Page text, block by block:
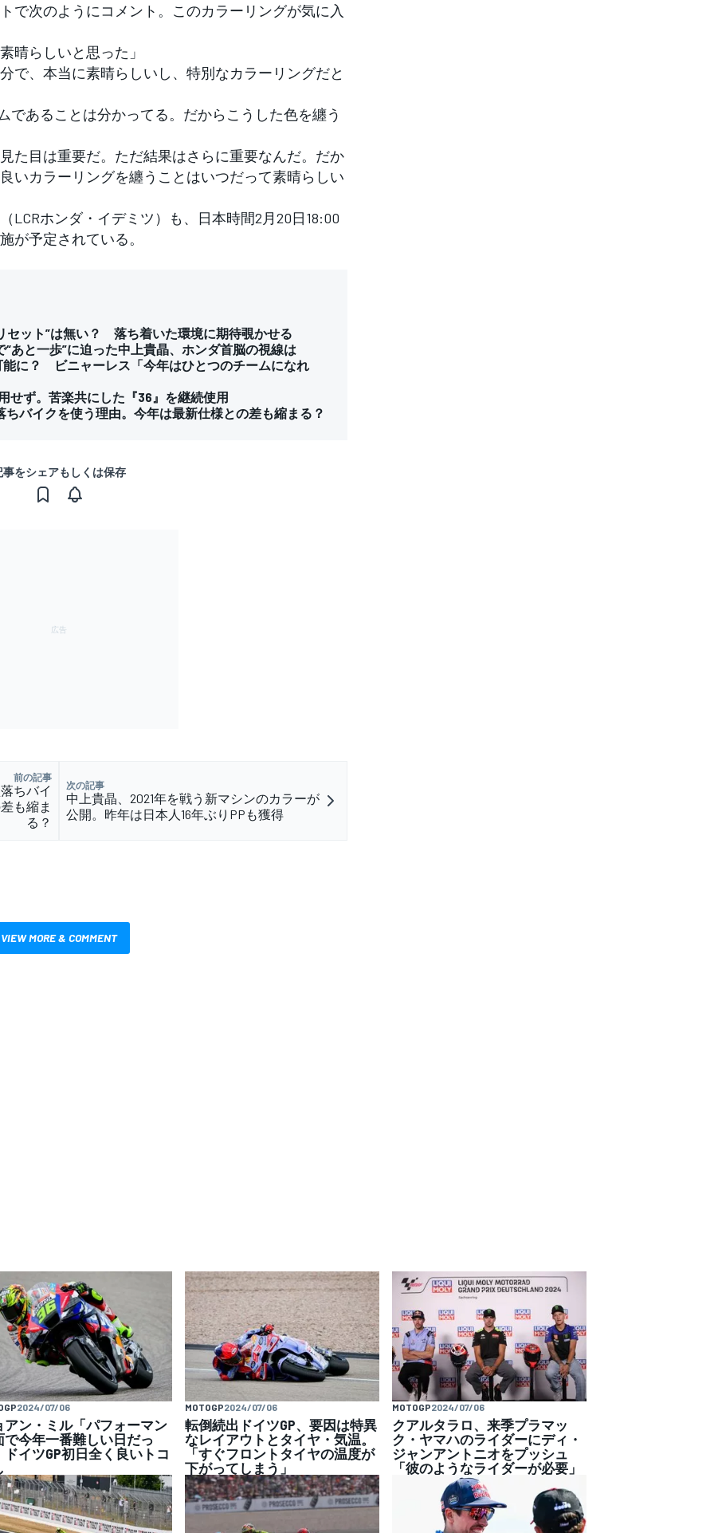
次のようにコメント。このカラーリングが気に入
晴らしいと思った」
で、本当に素晴らしいし、特別なカラーリングだと
であることは分かってる。だからこうした色を纏う
た目は重要だ。ただ結果はさらに重要なんだ。だか
いカラーリングを纏うことはいつだって素晴らしい
ホンダ・イデミツ）も、日本時間2月20日18:00
が予定されている。
セット”は無い？ 落ち着いた環境に期待覗かせる
と一歩”に迫った中上貴晶、ホンダ首脳の視線は
能に？ ビニャーレス「今年はひとつのチームになれ
せず。苦楽共にした『36』を継続使用
バイクを使う理由。今年は最新仕様との差も縮まる？
事をシェアもしくは保存
前の記事
ちバイ
も縮ま
る？
次の記事
中上貴晶、2021年を戦う新マシンのカラーが
公開。昨年は日本人16年ぶりPPも獲得
VIEW MORE & COMMENT
2024/07/06
アン・ミル「パフォーマン
で今年一番難しい日だっ
ドイツGP初日全く良いトコ
MOTOGP2024/07/06
転倒続出ドイツGP、要因は特異
なレイアウトとタイヤ・気温。
「すぐフロントタイヤの温度が
下がってしまう」
MOTOGP2024/07/06
クアルタラロ、来季プラマッ
ク・ヤマハのライダーにディ・
ジャンアントニオをプッシュ
「彼のようなライダーが必要」